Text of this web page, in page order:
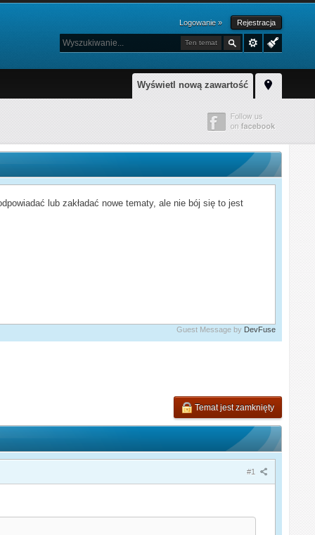
Logowanie » Rejestracja
Ten temat
Wyświetl nową zawartość
lub zakładać nowe tematy, ale nie bój się to jest
Guest Message by DevFuse
Temat jest zamknięty
#1